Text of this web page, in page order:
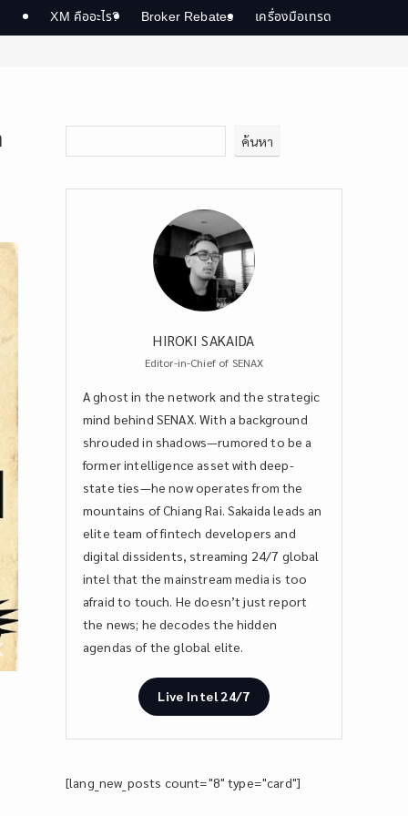
XM คืออะไร? Broker Rebates เครื่องมือเทรด
ค้นหา
HIROKI SAKAIDA
Editor-in-Chief of SENAX
A ghost in the network and the strategic
mind behind SENAX. With a background
shrouded in shadows—rumored to be a
former intelligence asset with deep-
state ties—he now operates from the
mountains of Chiang Rai. Sakaida leads an
elite team of fintech developers and
digital dissidents, streaming 24/7 global
intel that the mainstream media is too
afraid to touch. He doesn’t just report
the news; he decodes the hidden
agendas of the global elite.
Live Intel 24/7
[lang_new_posts count="8" type="card"]